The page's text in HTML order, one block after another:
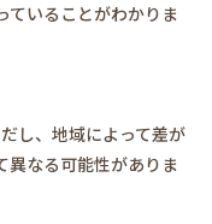
ていることがわかりま
し、地域によって差が
異なる可能性がありま